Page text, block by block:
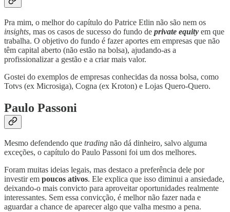
Pra mim, o melhor do capítulo do Patrice Etlin não são nem os
insights, mas os casos de sucesso do fundo de private equity em que
trabalha. O objetivo do fundo é fazer aportes em empresas que não
têm capital aberto (não estão na bolsa), ajudando-as a
profissionalizar a gestão e a criar mais valor.
Gostei do exemplos de empresas conhecidas da nossa bolsa, como
Totvs (ex Microsiga), Cogna (ex Kroton) e Lojas Quero-Quero.
Paulo Passoni
Mesmo defendendo que trading não dá dinheiro, salvo alguma
exceções, o capítulo do Paulo Passoni foi um dos melhores.
Foram muitas ideias legais, mas destaco a preferência dele por
investir em poucos ativos. Ele explica que isso diminui a ansiedade,
deixando-o mais convicto para aproveitar oportunidades realmente
interessantes. Sem essa convicção, é melhor não fazer nada e
aguardar a chance de aparecer algo que valha mesmo a pena.